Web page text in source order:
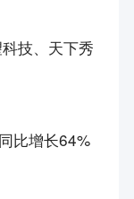
技、天下秀
比增长64%